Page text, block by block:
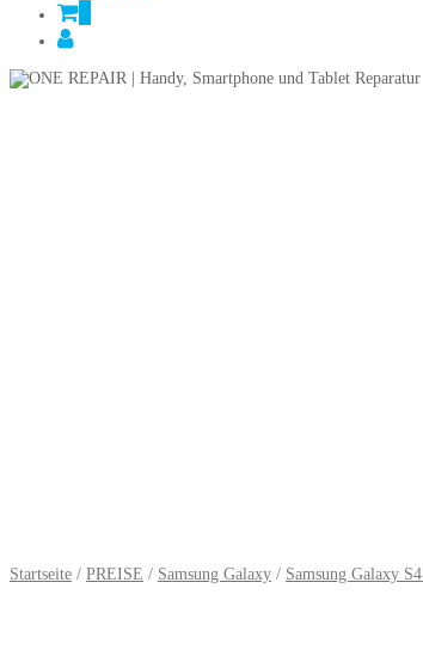
Startseite / PREISE / Samsung Galaxy / Samsung Galaxy